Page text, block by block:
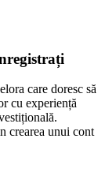
care doresc să
cu experiență
crearea unui cont